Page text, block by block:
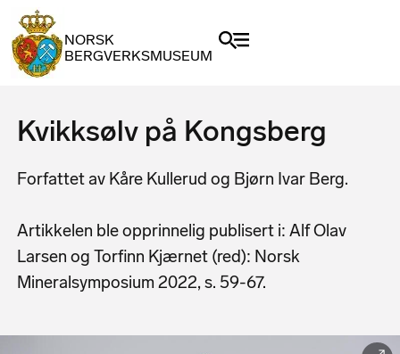
NORSK
BERGVERKSMUSEUM
Kvikksølv på Kongsberg
Forfattet av Kåre Kullerud og Bjørn Ivar Berg.
Artikkelen ble opprinnelig publisert i: Alf Olav
Larsen og Torfinn Kjærnet (red): Norsk
Mineralsymposium 2022, s. 59-67.